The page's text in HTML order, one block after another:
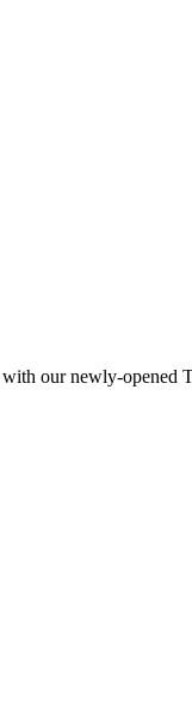
with our newly-